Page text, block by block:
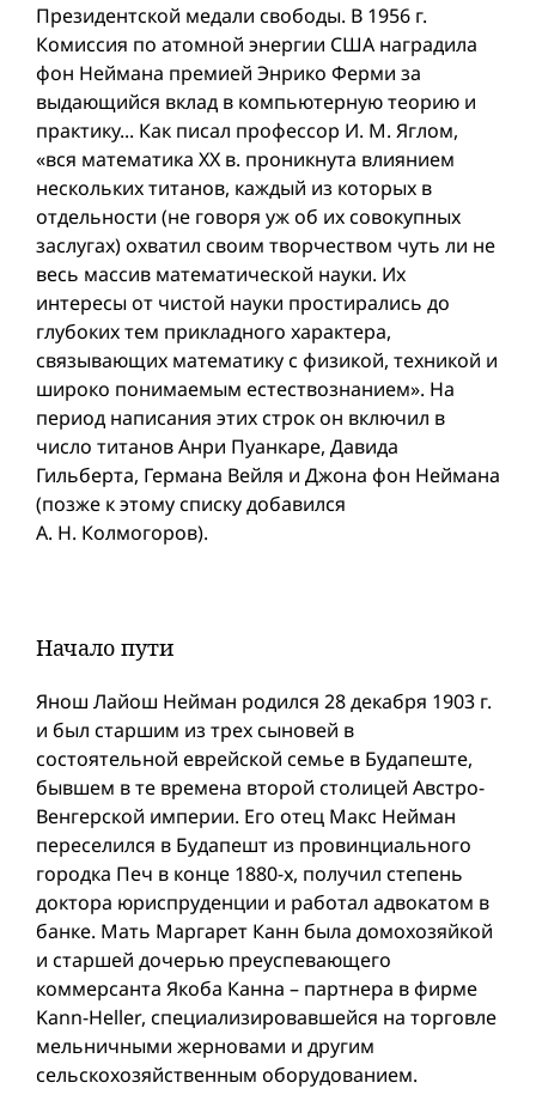
Президентской медали свободы. В 1956 г.
Комиссия по атомной энергии США наградила
фон Неймана премией Энрико Ферми за
выдающийся вклад в компьютерную теорию и
практику... Как писал профессор И. М. Яглом,
«вся математика ХХ в. проникнута влиянием
нескольких титанов, каждый из которых в
отдельности (не говоря уж об их совокупных
заслугах) охватил своим творчеством чуть ли не
весь массив математической науки. Их
интересы от чистой науки простирались до
глубоких тем прикладного характера,
связывающих математику с физикой, техникой и
широко понимаемым естествознанием». На
период написания этих строк он включил в
число титанов Анри Пуанкаре, Давида
Гильберта, Германа Вейля и Джона фон Неймана
(позже к этому списку добавился
А. Н. Колмогоров).
Начало пути
Янош Лайош Нейман родился 28 декабря 1903 г.
и был старшим из трех сыновей в
состоятельной еврейской семье в Будапеште,
бывшем в те времена второй столицей Австро-
Венгерской империи. Его отец Макс Нейман
переселился в Будапешт из провинциального
городка Печ в конце 1880-х, получил степень
доктора юриспруденции и работал адвокатом в
банке. Мать Маргарет Канн была домохозяйкой
и старшей дочерью преуспевающего
коммерсанта Якоба Канна – партнера в фирме
Kann-Heller, специализировавшейся на торговле
мельничными жерновами и другим
сельскохозяйственным оборудованием.